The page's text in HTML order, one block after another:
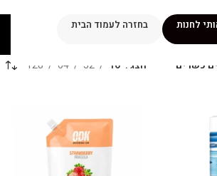
לחנות בחזרה לעמוד הבית
כשרים
כשרים הצג 16
32
64
128